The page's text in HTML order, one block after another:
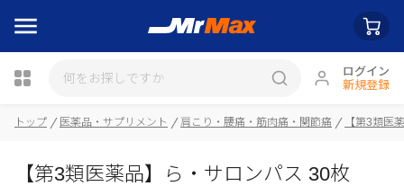
ログイン
新規登録
トップ 医薬品・サプリメント 肩こり・腰痛・筋肉痛・関節痛 【第3類医
【第3類医薬品】ら・サロンパス 30枚